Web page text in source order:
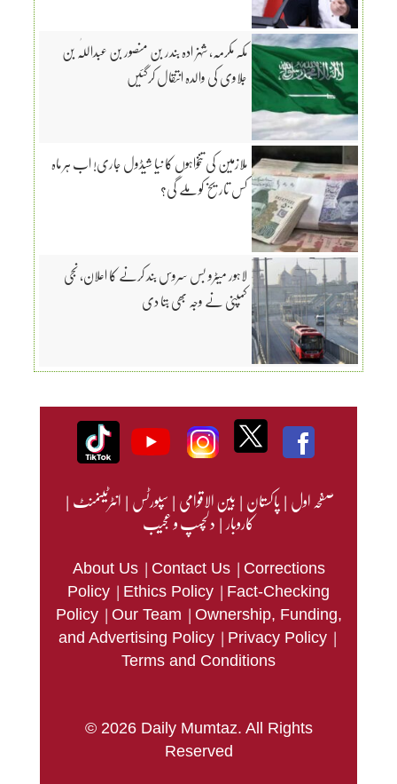
مکہ مکرمہ، شہزادہ بندر بن منصور بن عبداللّٰہ بن
جلاوی کی والدہ انتقال کرگئیں
ملازمین کی تنخواہوں کا نیا شیڈول جاری! اب ہر ماہ
کس تاریخ کو ملے گی؟
لاہور میٹرو بس سروس بند کرنے کا اعلان، نجی
کمپنی نے وجہ بھی بتا دی
صفحہ اول|پاکستان|بین الاقوامی|سپورٹس|انٹرٹینمنٹ|
کاروبار|دلچسپ و عجیب
About Us | Contact Us | Corrections
Policy | Ethics Policy | Fact-Checking
Policy | Our Team | Ownership, Funding,
and Advertising Policy | Privacy Policy |
Terms and Conditions
© 2026 Daily Mumtaz. All Rights
Reserved